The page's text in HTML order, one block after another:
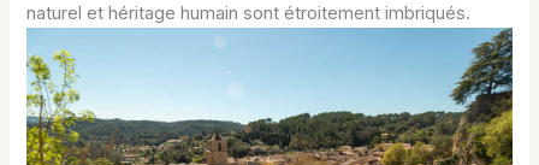
naturel et héritage humain sont étroitement imbriqués.